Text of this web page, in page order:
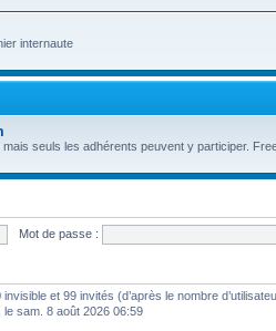
internaute
seuls les adhérents peuvent y participer.
Mot de passe :
et 99 invités (d’après le nombre
, le sam. 8 août 2026 06:59